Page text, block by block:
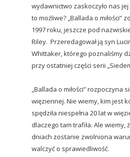
wydawnictwo zaskoczyło nas jej
to możliwe? „Ballada o miłości”
1997 roku, jeszcze pod
Riley. Przeredagował ją syn
Whittaker, którego poznaliśmy
przy ostatniej części serii
„Ballada o miłości” rozpoczyna
więziennej. Nie wiemy, kim jest
spędziła niespełna 20 lat w
dlaczego tam trafiła. Ale wiemy,
dniach zostanie zwolniona
walczyć o sprawiedliwość.